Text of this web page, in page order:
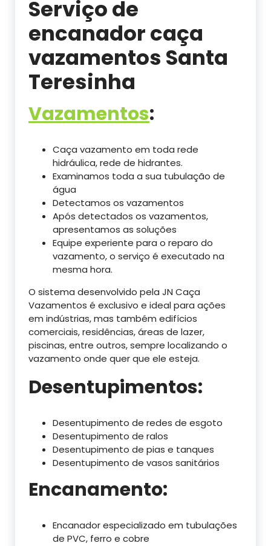
Serviço de
encanador caça
vazamentos Santa
Teresinha
Vazamentos:
Caça vazamento em toda rede
hidráulica, rede de hidrantes.
Examinamos toda a sua tubulação de
água
Detectamos os vazamentos
Após detectados os vazamentos,
apresentamos as soluções
Equipe experiente para o reparo do
vazamento, o serviço é executado na
mesma hora.
O sistema desenvolvido pela JN Caça
Vazamentos é exclusivo e ideal para ações
em indústrias, mas também edifícios
comerciais, residências, áreas de lazer,
piscinas, entre outros, sempre localizando o
vazamento onde quer que ele esteja.
Desentupimentos:
Desentupimento de redes de esgoto
Desentupimento de ralos
Desentupimento de pias e tanques
Desentupimento de vasos sanitários
Encanamento:
Encanador especializado em tubulações
de PVC, ferro e cobre